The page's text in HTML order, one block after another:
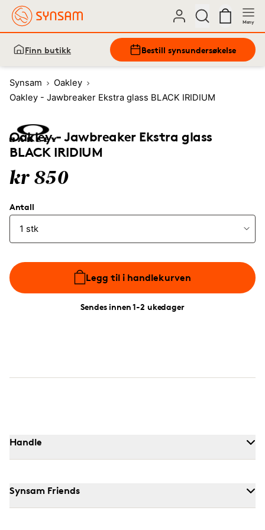
Meny
Finn butikk Bestill synsundersøkelse
Synsam
Oakley
Oakley - Jawbreaker Ekstra glass BLACK IRIDIUM
Oakley - Jawbreaker Ekstra glass
BLACK IRIDIUM
kr 850
Antall
Legg til i handlekurven
Sendes innen 1-2 ukedager
Handle
Synsam Friends